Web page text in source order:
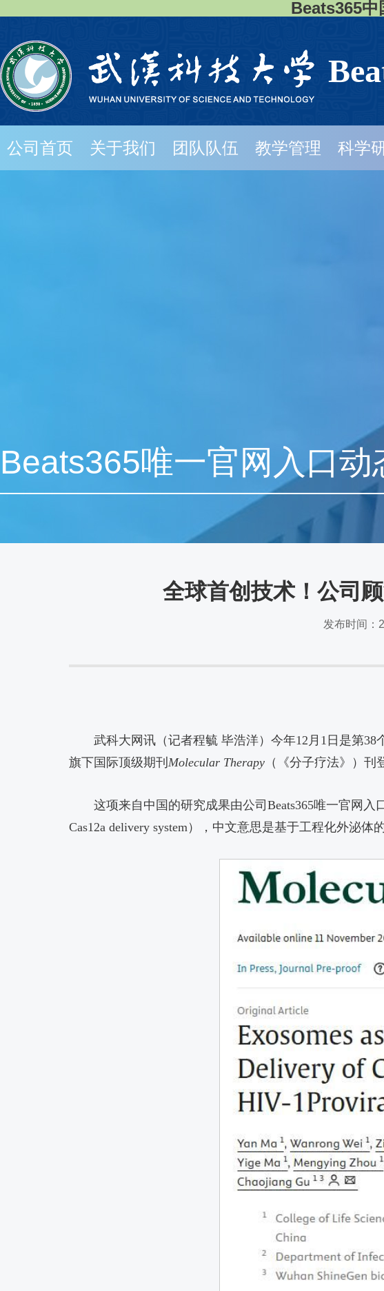
Beats365中
公司首页 关于我们 团队队伍 教学管理 科学
Beats365唯一官网入口动
全球首创技术！公司
发布时间：
武科大网讯（记者程毓 毕浩洋）今年12月1日是第
旗下国际顶级期刊 Molecular Therapy （《分子疗法》）
这项来自中国的研究成果由公司Beats365唯一官网入
Cas12a delivery system），中文意思是基于工程化外泌体